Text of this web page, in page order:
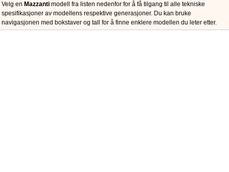
Velg en Mazzanti modell fra listen nedenfor for å få tilgang til alle tekniske
spesifikasjoner av modellens respektive generasjoner. Du kan bruke
navigasjonen med bokstaver og tall for å finne enklere modellen du leter etter.